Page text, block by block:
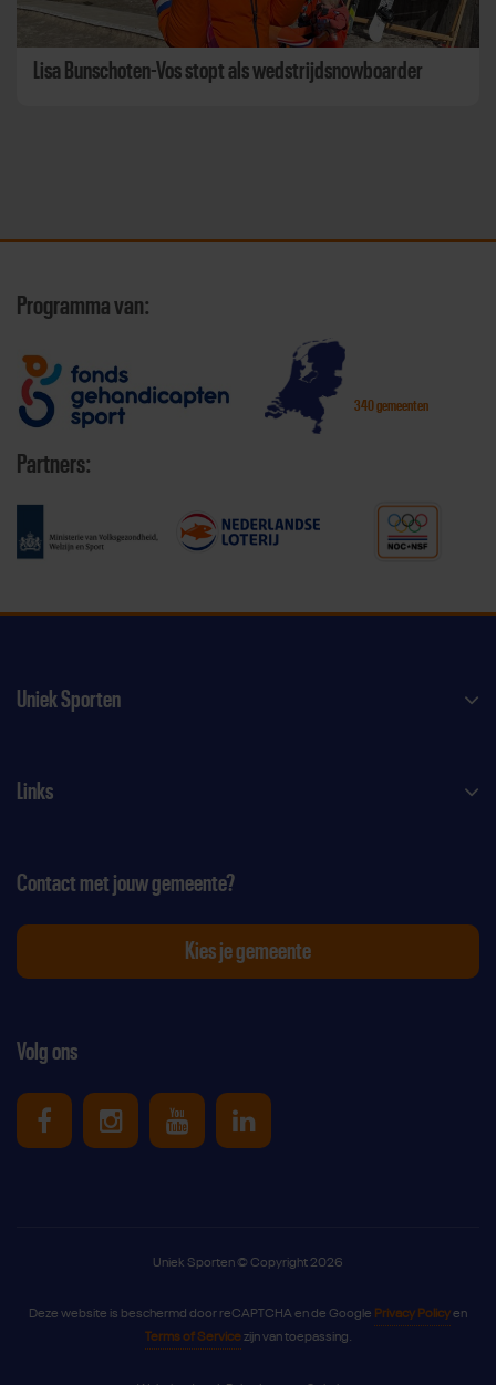
Lisa Bunschoten-Vos stopt als wedstrijdsnowboarder
Programma van:
340 gemeenten
Partners:
Uniek Sporten
Links
Volg ons
Uniek Sporten op Facebook
Uniek Sporten op Instagram
Uniek Sporten op Youtube
Uniek Sporten op
Contact met jouw gemeente?
Kies je gemeente
Uniek Sporten © Copyright 2026
Deze website is beschermd door reCAPTCHA en de Google Privacy Policyen
Terms of Servicezijn van toepassing.